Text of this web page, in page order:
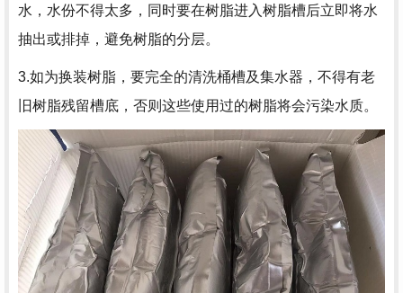
水，水份不得太多，同时要在树脂进入树脂槽后立即将水
抽出或排掉，避免树脂的分层。
3.如为换装树脂，要完全的清洗桶槽及集水器，不得有老
旧树脂残留槽底，否则这些使用过的树脂将会污染水质。